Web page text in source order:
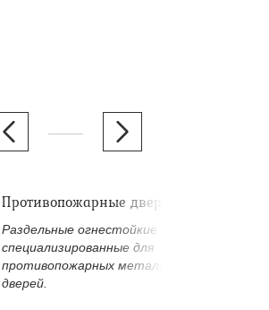
Противопожарные дверные ручки
Раздельные огнестойкие дверные ручки
специализированные для
противопожарных металлических
дверей.